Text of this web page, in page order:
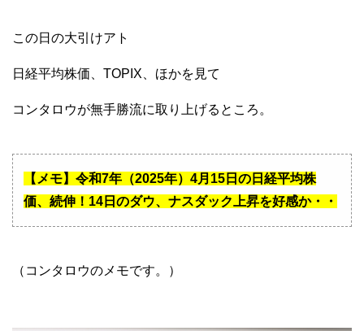
この日の大引けアト
日経平均株価、TOPIX、ほかを見て
コンタロウが無手勝流に取り上げるところ。
【メモ】令和7年（2025年）4月15日の日経平均株
価、続伸！14日のダウ、ナスダック上昇を好感か・・
（コンタロウのメモです。）